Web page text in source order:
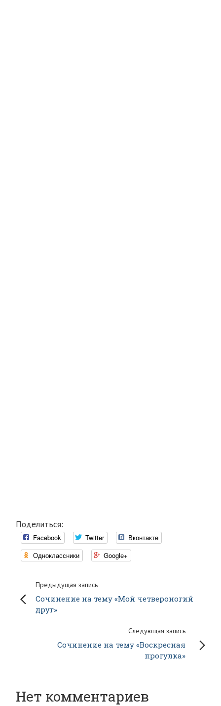
Поделиться:
Facebook Twitter
Вконтакте
Одноклассники
Google+
Предыдущая запись
Сочинение на тему «Мой четвероногий
друг»
Следующая запись
Сочинение на тему «Воскресная
прогулка»
Нет комментариев